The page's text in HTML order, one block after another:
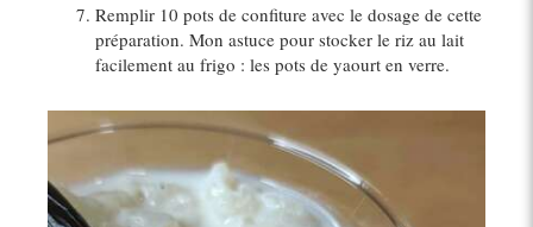
Remplir 10 pots de confiture avec le dosage de cette
préparation. Mon astuce pour stocker le riz au lait
facilement au frigo : les pots de yaourt en verre.